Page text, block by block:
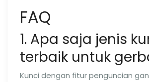
FAQ
1. Apa saja jenis
terbaik untuk
Kunci dengan fitur penguncian